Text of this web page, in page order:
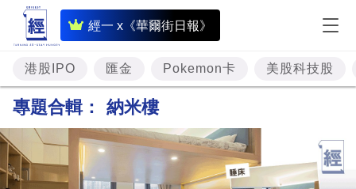
經一 x《華爾街日報》
即
時
財
經
題
港股IPO 匯金 Pokemon卡 美股科技股
專題合輯： 納米樓